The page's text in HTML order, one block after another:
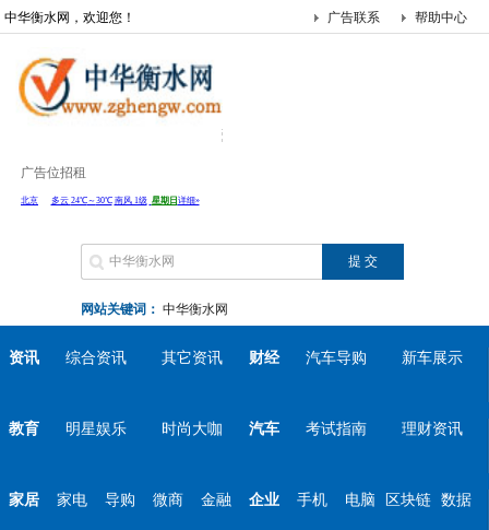
中华衡水网，欢迎您！ 帮助中心
广告联系
广告位招租
网站关键词： 中华衡水网
资讯 综合资讯 其它资讯 财经 汽车导购 新车展示
教育 明星娱乐 时尚大咖 汽车 考试指南 理财资讯
家居 家电 导购 微商 金融 企业 手机 电脑 区块链 数据